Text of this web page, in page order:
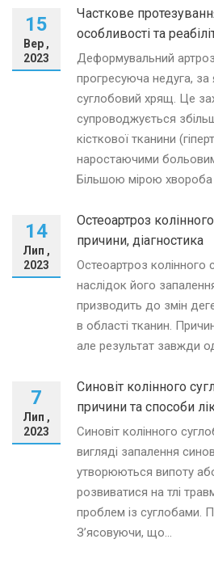
15
Вер ,
2023
Часткове
особливості та
Деформувальний
прогресуюча недуга, за
суглобовий хрящ. Це
супроводжується
кісткової тканини
наростаючими
Більшою мірою хвороба
14
Лип ,
2023
Остеоартроз
причини, діагностика
Остеоартроз
наслідок його
призводить до змін
в області тканин.
але результат завжди
7
Лип ,
2023
Синовіт колінного
причини та способи
Синовіт колінного
вигляді запалення
утворюються випоту
розвиватися на тлі
проблем із суглобами.
З’ясовуючи, що...